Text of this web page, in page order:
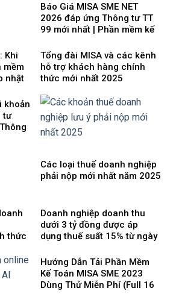
Báo Giá MISA SME NET
2026 đáp ứng Thông tư TT
99 mới nhất | Phần mềm kế
Khi
mềm
nhật
Tổng đài MISA và các kênh
hỗ trợ khách hàng chính
thức mới nhất 2025
khoản
tư
Các loại thuế doanh nghiệp
phải nộp mới nhất năm 2025
thức
mới
Doanh nghiệp doanh thu
dưới 3 tỷ đồng được áp
dụng thuế suất 15% từ ngày
Hướng Dẫn Tải Phần Mềm
Kế Toán MISA SME 2023
Dùng Thử Miễn Phí (Full 16